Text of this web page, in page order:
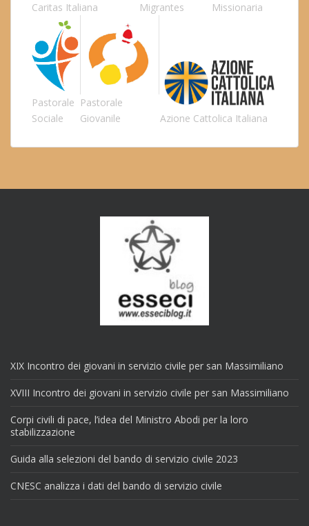
Caritas Italiana
Migrantes
Missionaria
Pastorale
Sociale
Pastorale
Giovanile
Azione Cattolica Italiana
XIX Incontro dei giovani in servizio civile per san Massimiliano
XVIII Incontro dei giovani in servizio civile per san Massimiliano
Corpi civili di pace, l’idea del Ministro Abodi per la loro
stabilizzazione
Guida alla selezioni del bando di servizio civile 2023
CNESC analizza i dati del bando di servizio civile